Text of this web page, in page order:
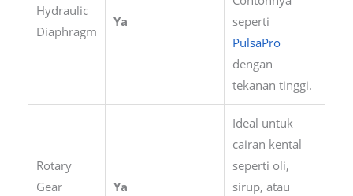
Hydraulic
Diaphragm
Ya
seperti
PulsaPro
dengan
tekanan tinggi.
Rotary
Gear
Ya
Ideal untuk
cairan kental
seperti oli,
sirup, atau